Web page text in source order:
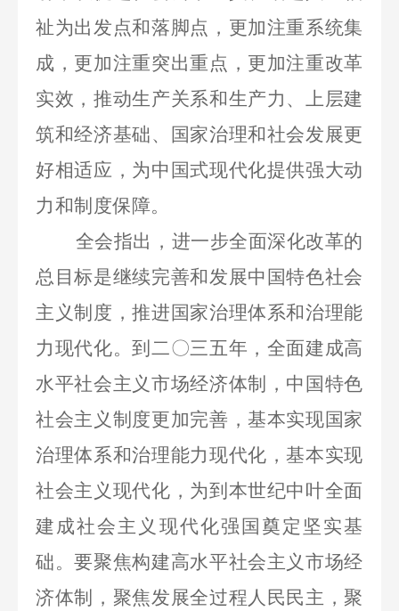
祉为出发点和落脚点，更加注重系统集
成，更加注重突出重点，更加注重改革
实效，推动生产关系和生产力、上层建
筑和经济基础、国家治理和社会发展更
好相适应，为中国式现代化提供强大动
力和制度保障。
全会指出，进一步全面深化改革的
总目标是继续完善和发展中国特色社会
主义制度，推进国家治理体系和治理能
力现代化。到二〇三五年，全面建成高
水平社会主义市场经济体制，中国特色
社会主义制度更加完善，基本实现国家
治理体系和治理能力现代化，基本实现
社会主义现代化，为到本世纪中叶全面
建成社会主义现代化强国奠定坚实基
础。要聚焦构建高水平社会主义市场经
济体制，聚焦发展全过程人民民主，聚